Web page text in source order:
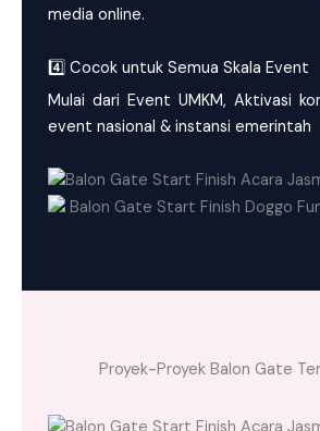
media online.
4️⃣ Cocok untuk Semua Skala Event
Mulai dari Event UMKM, Aktivasi
event nasional & instansi emerintah
Proyek-Proyek Balon Gate